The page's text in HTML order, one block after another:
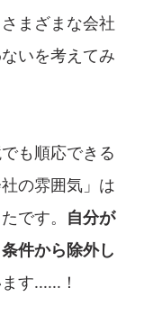
まざまな会社
いを考えてみ
も順応できる
の雰囲気」は
です。 自分が
件から除外し
す......！